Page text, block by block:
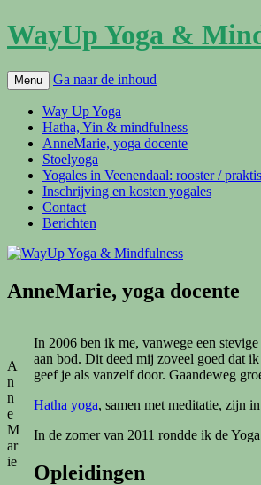
WayUp Yoga &
Menu Ga naar de inhoud
Way Up Yoga
Hatha, Yin & mindfulness
AnneMarie, yoga docente
Stoelyoga
Yogales in Veenendaal: rooster /
Inschrijving en kosten yogales
Contact
Berichten
AnneMarie, yoga docente
A
n
n
e
M
ar
ie
In 2006 ben ik me, vanwege een
aan bod. Dit deed mij zoveel goed dat
geef je als vanzelf door. Gaandeweg
Hatha yoga, samen met meditatie, zijn
In de zomer van 2011 rondde ik de
Opleidingen